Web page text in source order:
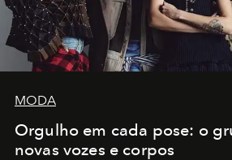
MODA
Orgulho em cada pose: o
novas vozes e corpos